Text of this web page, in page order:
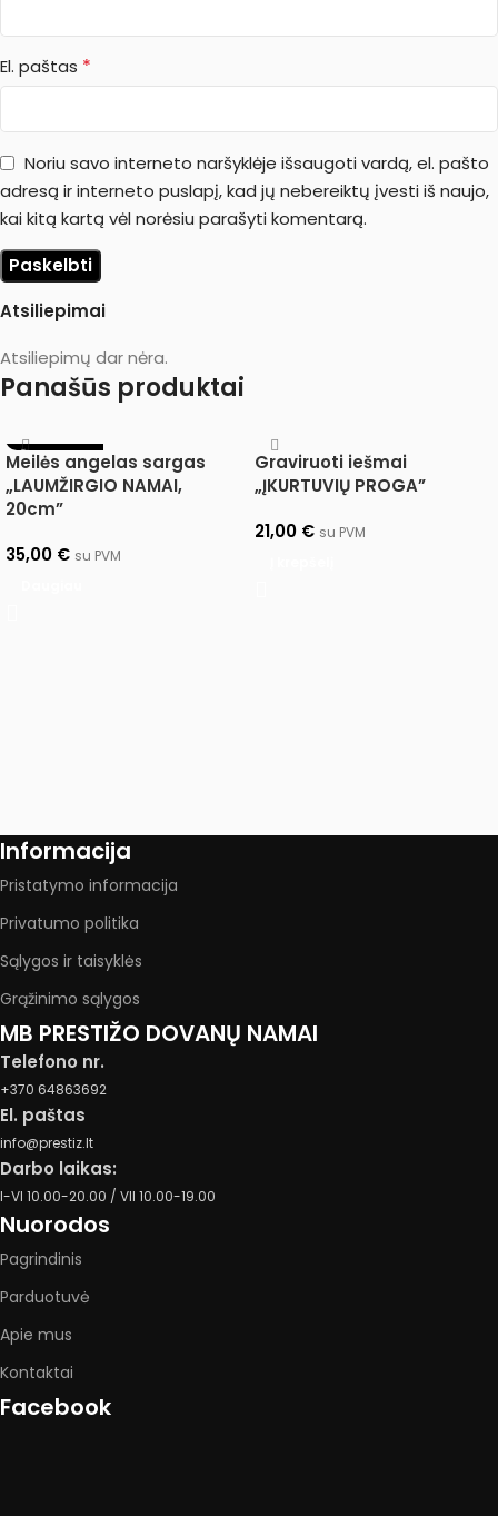
Atsiliepimai
Atsiliepimų dar nėra.
El. paštas *
Noriu savo interneto naršyklėje išsaugoti vardą, el. pašto
adresą ir interneto puslapį, kad jų nebereiktų įvesti iš naujo,
kai kitą kartą vėl norėsiu parašyti komentarą.
Panašūs produktai
IŠPARDUOTA
Meilės angelas sargas
„LAUMŽIRGIO NAMAI,
20cm”
35,00 € su PVM
Graviruoti iešmai
„ĮKURTUVIŲ PROGA”
21,00 € su PVM
Informacija
Pristatymo informacija
Privatumo politika
Sąlygos ir taisyklės
Grąžinimo sąlygos
MB PRESTIŽO DOVANŲ NAMAI
Telefono nr.
+370 64863692
El. paštas
info@prestiz.lt
Darbo laikas:
I-VI 10.00-20.00 / VII 10.00-19.00
Nuorodos
Pagrindinis
Parduotuvė
Apie mus
Kontaktai
Facebook